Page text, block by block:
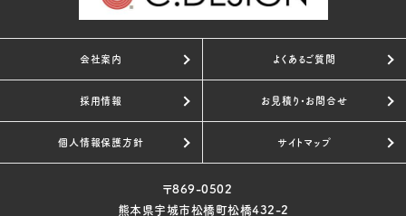
会社案内 よくあるご質問
採用情報 お見積り・お問合せ
個人情報保護方針 サイトマップ
〒869-0502
熊本県宇城市松橋町松橋432-2